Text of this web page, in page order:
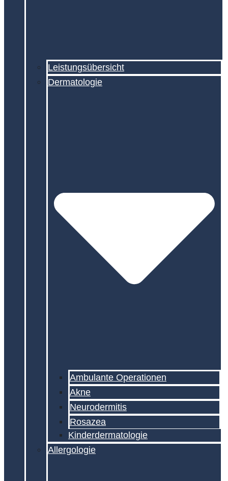
Leistungsübersicht
Dermatologie
Ambulante Operationen
Akne
Neurodermitis
Rosazea
Kinderdermatologie
Allergologie